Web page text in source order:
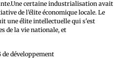
certaine industrialisation avait
de l’élite économique locale. Le
une élite intellectuelle qui s'est
de la vie nationale, et
de développement